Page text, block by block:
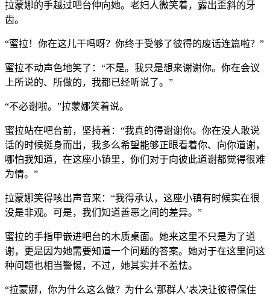
拉蒙娜的手越过吧台伸向她。老妇人微笑着，露出歪斜的牙
齿。
“蜜拉！你在这儿干吗呀？你终于受够了彼得的废话连篇啦？”
蜜拉不动声色地笑了：“不是。我只是想来谢谢你。你在会议
上所说的、所做的，我都已经听说了。”
“不必谢啦。”拉蒙娜笑着说。
蜜拉站在吧台前，坚持着：“我真的得谢谢你。你在没人敢说
话的时候挺身而出，我多么希望能够正眼看着你、向你道谢，
哪怕我知道，在这座小镇里，你们对于向彼此道谢都觉得很难
为情。”
拉蒙娜笑得咳出声音来：“我得承认，这座小镇有时候实在很
没是非观。可是，我们知道善恶之间的差异。”
蜜拉的手指甲嵌进吧台的木质桌面。她来这里不只是为了道
谢，更是因为她需要知道一个问题的答案。她对于在这里问这
种问题也相当警惕，不过，她其实并不羞怯。
“拉蒙娜，你为什么这么做？为什么‘那群人’表决让彼得保住